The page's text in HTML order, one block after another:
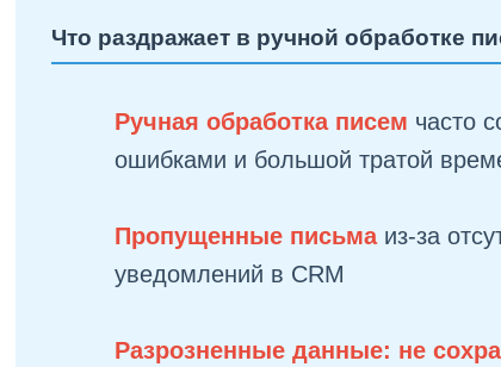
Что раздражает в ручной обработке
Ручная обработка писем часто
ошибками и большой тратой
Пропущенные письма из-за
уведомлений в CRM
Разрозненные данные: не